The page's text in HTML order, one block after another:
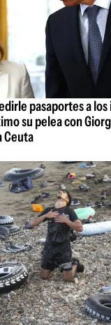
pasaportes a
su pelea con
Ceuta